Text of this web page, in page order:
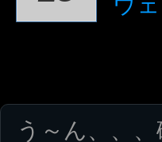
う～ん、、